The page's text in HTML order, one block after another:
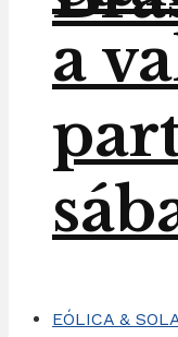
a
EÓLICA &